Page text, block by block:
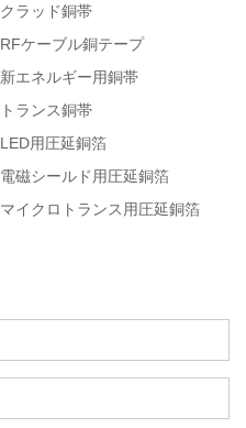
クラッド銅帯
RFケーブル銅テープ
新エネルギー用銅帯
トランス銅帯
LED用圧延銅箔
電磁シールド用圧延銅箔
マイクロトランス用圧延銅箔